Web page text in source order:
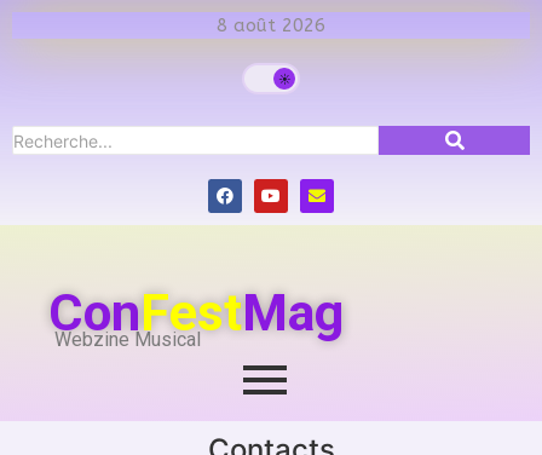
8 août 2026
ConFestMag
Webzine Musical